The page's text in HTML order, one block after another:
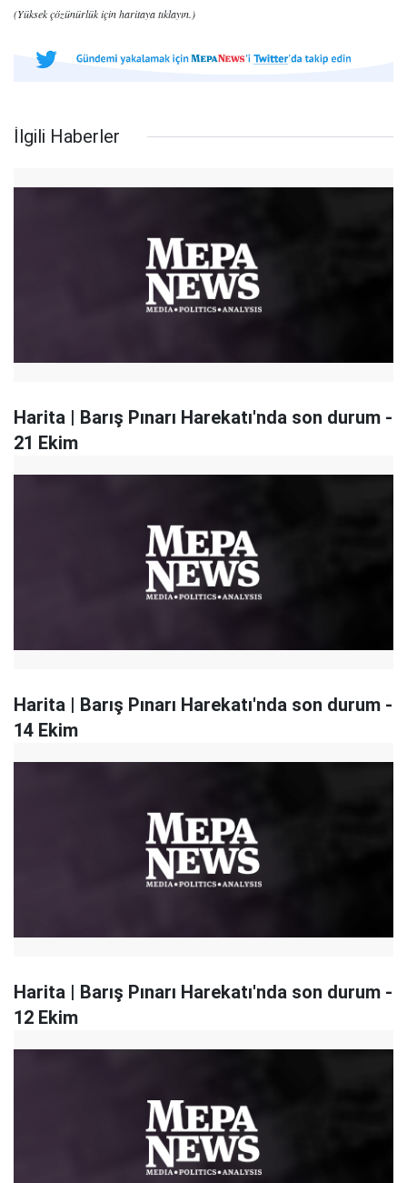
(Yüksek çözünürlük için haritaya tıklayın.)
İlgili Haberler
Harita | Barış Pınarı Harekatı'nda son durum -
21 Ekim
Harita | Barış Pınarı Harekatı'nda son durum -
14 Ekim
Harita | Barış Pınarı Harekatı'nda son durum -
12 Ekim